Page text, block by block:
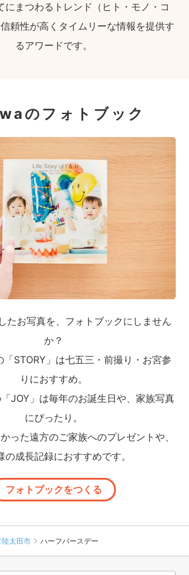
にまつわるトレンド（ヒト・モノ・コ
頼性が高くタイムリーな情報を提供す
るアワードです。
のフォトブック
たお写真を、フォトブックにしません
か？
「STORY」は七五三・前撮り・お宮参
りにおすすめ。
JOY」は毎年のお誕生日や、家族写真
にぴったり。
った遠方のご家族へのプレゼントや、
の成長記録におすすめです。
フォトブックをつくる
陸太田市 ハーフバースデー